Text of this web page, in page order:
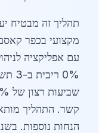
תהליך זה מבטיח
עם אפליקציה
0%
שביעות רצון של 98%. למידע על
קשר. התהליך